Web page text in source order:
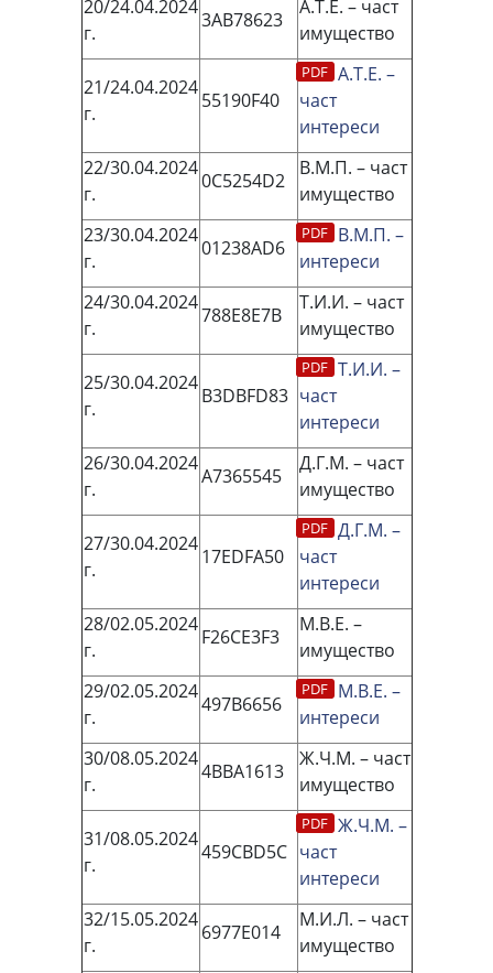
20/24.04.2024
г.
3AB78623
А.Т.Е. – част
имущество
21/24.04.2024
г.
55190F40
А.Т.Е. –
част
интереси
22/30.04.2024
г.
0C5254D2
В.М.П. – част
имущество
23/30.04.2024
г.
01238AD6
В.М.П. –
интереси
24/30.04.2024
г.
788E8E7B
Т.И.И. – част
имущество
25/30.04.2024
г.
B3DBFD83
Т.И.И. –
част
интереси
26/30.04.2024
г.
A7365545
Д.Г.М. – част
имущество
27/30.04.2024
г.
17EDFA50
Д.Г.М. –
част
интереси
28/02.05.2024
г.
F26CE3F3
М.В.Е. –
имущество
29/02.05.2024
г.
497B6656
М.В.Е. –
интереси
30/08.05.2024
г.
4BBA1613
Ж.Ч.М. – част
имущество
31/08.05.2024
г.
459СВD5C
Ж.Ч.М. –
част
интереси
32/15.05.2024
г.
6977Е014
М.И.Л. – част
имущество